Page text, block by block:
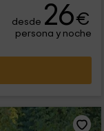
desde 26€
persona y noche